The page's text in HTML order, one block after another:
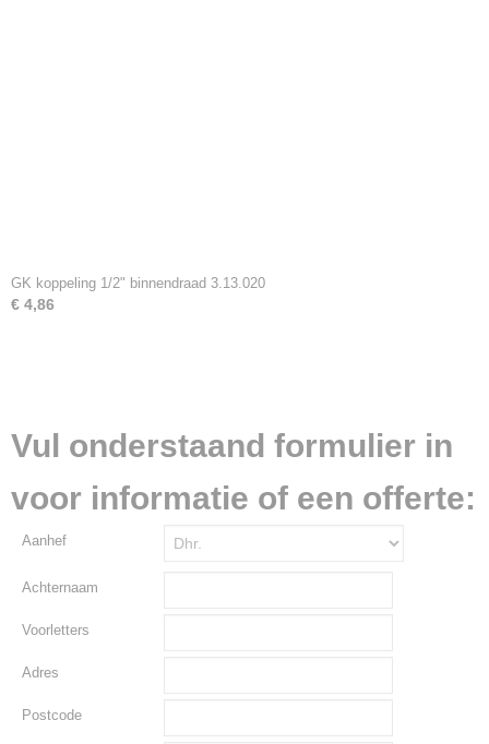
GK koppeling 1/2" binnendraad 3.13.020
€ 4,86
Vul onderstaand formulier in
voor informatie of een offerte:
Aanhef
Achternaam
Voorletters
Adres
Postcode